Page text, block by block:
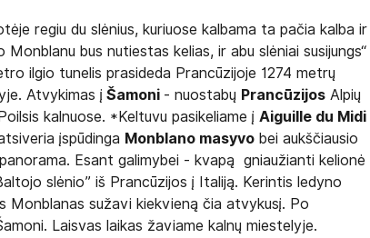
regiu du slėnius, kuriuose kalbama ta pačia kalba ir
bus nutiestas kelias, ir abu slėniai susijungs“
ilgio tunelis prasideda Prancūzijoje 1274 metrų
Atvykimas į Šamoni - nuostabų Prancūzijos Alpių
kalnuose. *Keltuvu pasikeliame įAiguille du Midi
įspūdinga Monblano masyvo bei aukščiausio
Esant galimybei - kvapą gniaužianti kelionė
slėnio” iš Prancūzijos į Italiją. Kerintis ledyno
sužavi kiekvieną čia atvykusį. Po
Laisvas laikas žaviame kalnų miestelyje.